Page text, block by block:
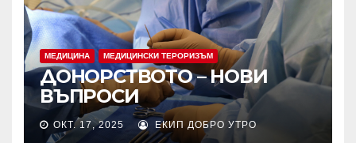
МЕДИЦИНА МЕДИЦИНСКИ ТЕРОРИЗЪМ
ДОНОРСТВОТО – НОВИ
ВЪПРОСИ
ОКТ. 17, 2025 ЕКИП ДОБРО УТРО